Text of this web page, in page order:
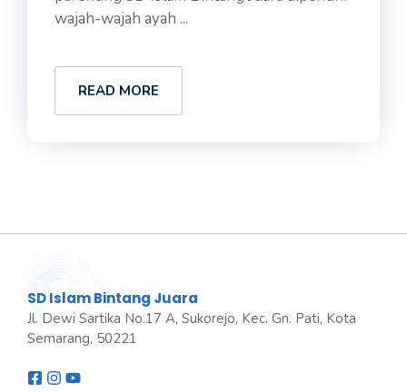
wajah-wajah ayah ...
READ MORE
SD Islam Bintang Juara
Jl. Dewi Sartika No.17 A, Sukorejo, Kec. Gn. Pati, Kota
Semarang, 50221